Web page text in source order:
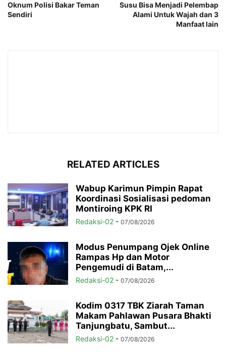
Oknum Polisi Bakar Teman
Sendiri
Susu Bisa Menjadi Pelembap
Alami Untuk Wajah dan 3
Manfaat lain
RELATED ARTICLES
Wabup Karimun Pimpin Rapat
Koordinasi Sosialisasi pedoman
Montiroing KPK RI
Redaksi-02 - 07/08/2026
Modus Penumpang Ojek Online
Rampas Hp dan Motor
Pengemudi di Batam,...
Redaksi-02 - 07/08/2026
Kodim 0317 TBK Ziarah Taman
Makam Pahlawan Pusara Bhakti
Tanjungbatu, Sambut...
Redaksi-02 - 07/08/2026